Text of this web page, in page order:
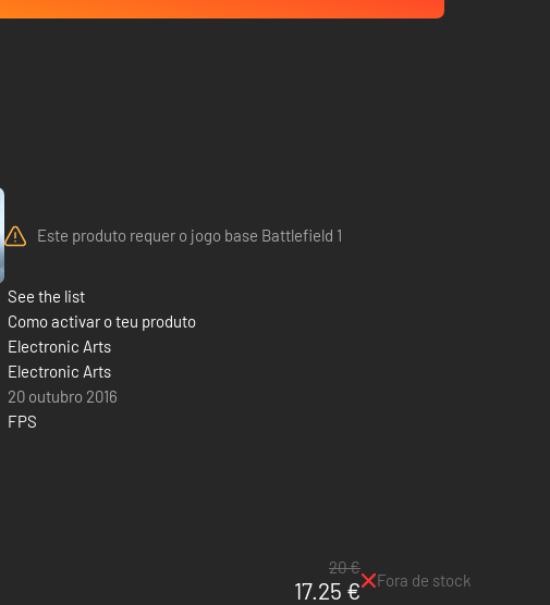
Este produto requer o jogo base Battlefield 1
See the list
Como activar o teu produto
Electronic Arts
Electronic Arts
20 outubro 2016
FPS
20 €
17.25 € Fora de stock